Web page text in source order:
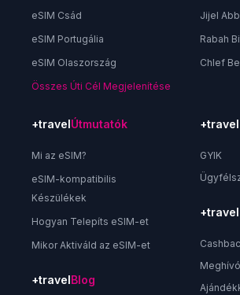
eSIM Csád
eSIM Portugália
eSIM Olaszország
Összes Úti Cél Megjelenítése
Jijel
Rabah
Chlef
+travelÚtmutatók
Mi az eSIM?
eSIM-kompatibilis
Készülékek
Hogyan Telepíts eSIM-et
Mikor Aktiváld az eSIM-et
+travelBlog
+travel
GYIK
+travel